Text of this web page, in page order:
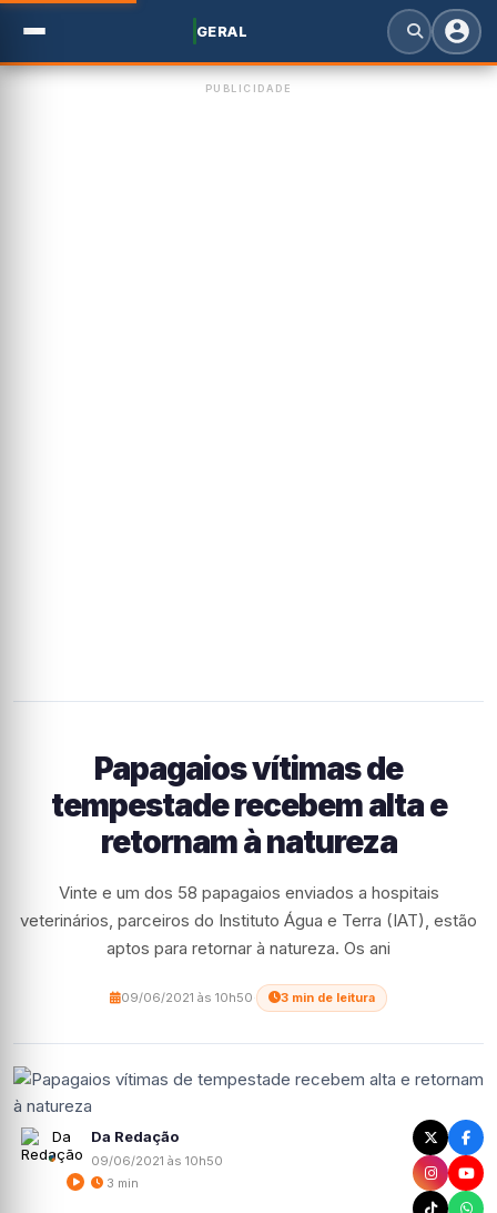
GERAL
PUBLICIDADE
Papagaios vítimas de
tempestade recebem alta e
retornam à natureza
Vinte e um dos 58 papagaios enviados a hospitais
veterinários, parceiros do Instituto Água e Terra (IAT), estão
aptos para retornar à natureza. Os ani
09/06/2021 às 10h50 3 min de leitura
Da Redação
09/06/2021 às 10h50
3 min